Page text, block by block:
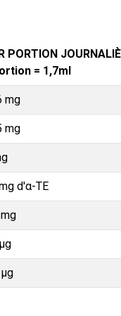
PORTION
= 1,7ml
mg
mg
d'α-TE